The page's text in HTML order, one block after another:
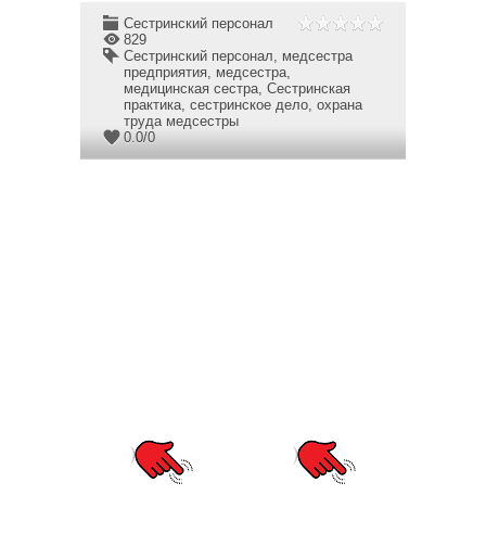
Сестринский персонал
829
Сестринский персонал, медсестра
предприятия, медсестра,
медицинская сестра, Сестринская
практика, сестринское дело, охрана
труда медсестры
0.0/0